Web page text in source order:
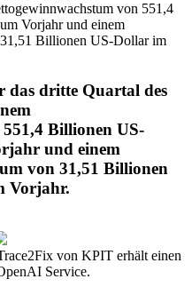
das dritte Quartal des
Billionen US-
und einem
von 31,51 Billionen
Vorjahr.